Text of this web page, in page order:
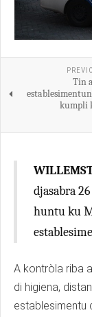
Tin
kumpli
djasabra
huntu ku
A kontròla riba
di higiena,
establesimentu